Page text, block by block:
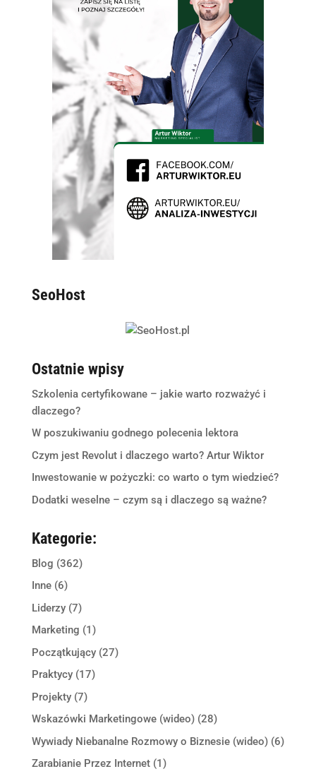
SeoHost
Ostatnie wpisy
Szkolenia certyfikowane – jakie warto rozważyć i
dlaczego?
W poszukiwaniu godnego polecenia lektora
Czym jest Revolut i dlaczego warto? Artur Wiktor
Inwestowanie w pożyczki: co warto o tym wiedzieć?
Dodatki weselne – czym są i dlaczego są ważne?
Kategorie:
Blog (362)
Inne(6)
Liderzy(7)
Marketing (1)
Początkujący(27)
Praktycy(17)
Projekty(7)
Wskazówki Marketingowe (wideo)(28)
Wywiady Niebanalne Rozmowy o Biznesie (wideo)(6)
Zarabianie Przez Internet(1)